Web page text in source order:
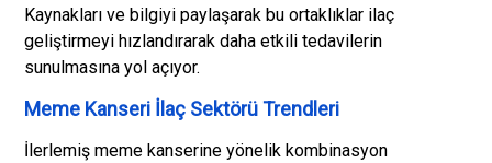
Kaynakları ve bilgiyi paylaşarak bu ortaklıklar ilaç
geliştirmeyi hızlandırarak daha etkili tedavilerin
sunulmasına yol açıyor.
Meme Kanseri İlaç Sektörü Trendleri
İlerlemiş meme kanserine yönelik kombinasyon